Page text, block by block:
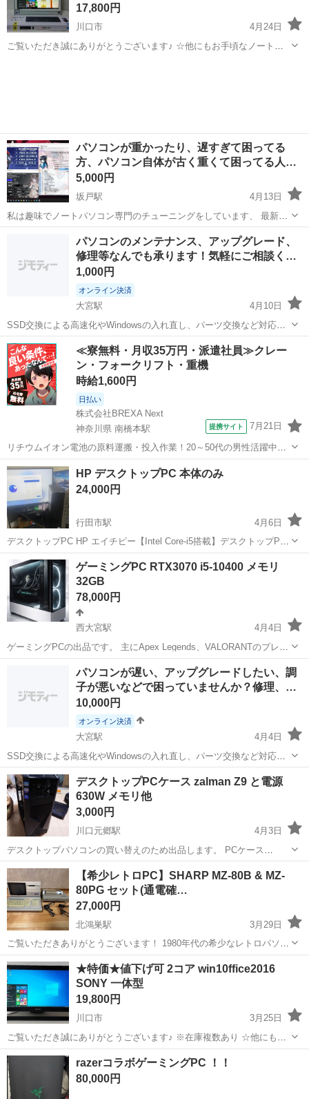
17,800円
川口市
4月24日
ご覧いただき誠にありがとうございます♪ ☆他にもお手頃なノートパ
パソコンが重かったり、遅すぎて困ってる
方、パソコン自体が古く重くて困ってる人
必…
5,000円
坂戸駅
4月13日
私は趣味でノートパソコン専門のチューニングをしています、 最新型
はもちろんのこと、古い第３世代～のPC [10年～13年くらい前の古い
パソコンでも、Windowsのパソコンであれば、だれよりもチューニン
グには特化していると...
デスクトップパソコン Windows
パソコンのメンテナンス、アップグレード、
修理等なんでも承ります！気軽にご相談く…
1,000円
オンライン決済
大宮駅
4月10日
SSD交換による高速化やWindowsの入れ直し、パーツ交換など対応可
能です。 またPCのクリーニングやグリスの塗り直し等のメンテナンス
も承ります！ ■対応できること（一例） ・SSD、M.2交換や増設（パ
ソコン高...
埼玉 さいたま市 大宮駅 デスクトップパソコン
≪寮無料・月収35万円・派遣社員≫クレー
ン・フォークリフト・重機
時給1,600円
日払い
株式会社BREXA Next
神奈川県 南橋本駅
提携サイト 7月21日
リチウムイオン電池の原料運搬・投入作業！20～50代の男性活躍中★
ワンルーム寮完備！赴任旅費会社負担！年間休日130日★フォークリフ
ト免許お持ちの方、活躍中！就業先食堂利用可★《神奈川県相模原
市》 人気の工場のお仕事 ◇電...
神奈川 相模原市 南橋本駅 その他
HP デスクトップPC 本体のみ
24,000円
行田市駅
4月6日
デスクトップPC HP エイチピー【Intel Core-i5搭載】デスクトップPC
ProDesk600G4 / MS Office 2021&Win11 Pro/メモリ16GB &
SSD:256GB 高性能 トレーダ...
埼玉 行田市 行田市駅
デスクトップ
ゲーミングPC RTX3070 i5-10400 メモリ
32GB
78,000円
西大宮駅
4月4日
ゲーミングPCの出品です。 主にApex Legends、VALORANTのプレイ
に使用していました。 動作に問題はなく、快適にプレイできていまし
さいたま市 西大宮駅 デスクトップパソコン
パソコンが遅い、アップグレードしたい、調
子が悪いなどで困っていませんか？修理、…
10,000円
オンライン決済
大宮駅
4月4日
SSD交換による高速化やWindowsの入れ直し、パーツ交換など対応可
能です。 ■対応できること（一例） ・SSD、M.2交換や増設（パソコ
ン高速化） ・Windows初期化 / 再インストール ・データ移行 ...
埼玉 さいたま市 大宮駅 SSD
デスクトップPCケース zalman Z9 と電源
630W メモリ他
3,000円
川口元郷駅
4月3日
デスクトップパソコンの買い替えのため出品します。 PCケース
zalman Z9 Plus と電源630W メモリ他ロントパネルにCPU温度表示、
ファンLED光度調整あり。 電源動作問題無し。かなりお得かと思いま
す。 付属...
埼玉 川口市 川口元郷駅 デスクトップパソコン
3.5インチ
【希少レトロPC】SHARP MZ-80B & MZ-
80PG セット(通電確…
27,000円
北鴻巣駅
3月29日
ご覧いただきありがとうございます！ 1980年代の希少なレトロパソコ
ン「SHARP MZ-80B」と「MZ-80PG」のセットです。 コレクション
整理のため出品いたします。 ■ 商品内容 ・SHARP MZ-80B（本
体）...
埼玉 鴻巣市 北鴻巣駅 デスクトップパソコン SHARP
★特価★値下げ可 2コア win10ffice2016
SONY 一体型
19,800円
川口市
3月25日
ご覧いただき誠にありがとうございます♪ ※在庫複数あり ☆他にもお
手頃なノートパソコンを多数出品しております。ぜひご覧下さい！ ☆
サポート充実！初心者にも安心！ ☆カスタマイズ(HDD、メモリ増設
等)可能！ ◆オ...
埼玉 川口市 デスクトップパソコン
razerコラボゲーミングPC ！！
80,000円